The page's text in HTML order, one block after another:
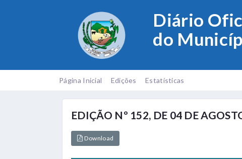
Diário
do
Página Inicial Edições Estatísticas
EDIÇÃO Nº 152, DE 04 DE
Download